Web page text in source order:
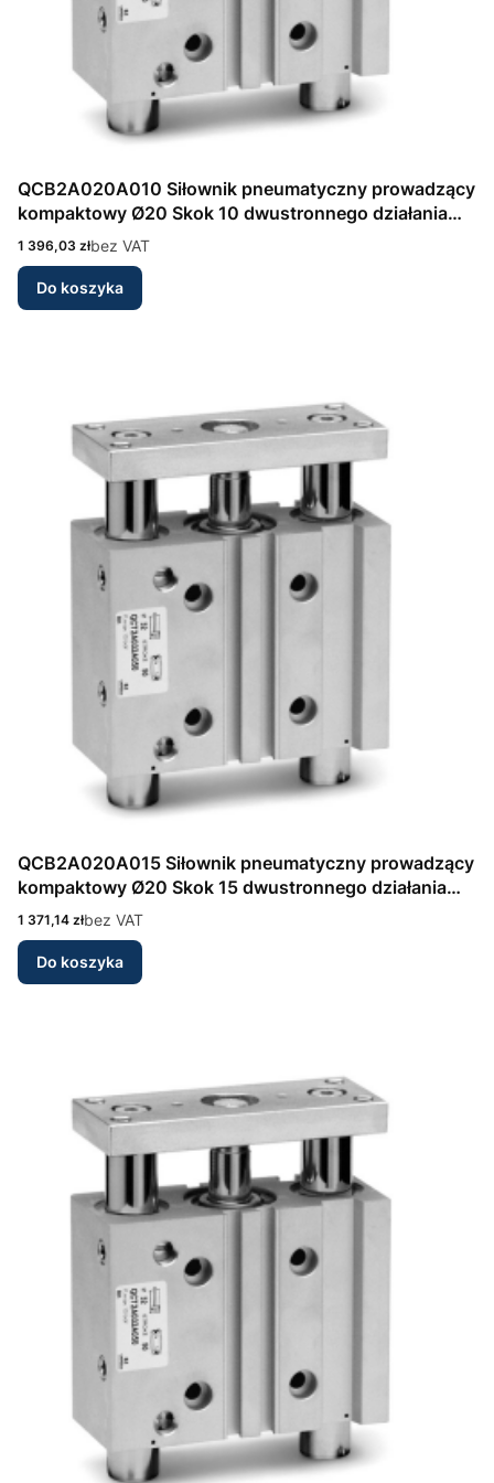
QCB2A020A010 Siłownik pneumatyczny prowadzący
kompaktowy Ø20 Skok 10 dwustronnego działania
Seria QCB Camozzi
Cena
1 396,03 złbez VAT
Do koszyka
QCB2A020A015 Siłownik pneumatyczny prowadzący
kompaktowy Ø20 Skok 15 dwustronnego działania
Seria QCB Camozzi
Cena
1 371,14 złbez VAT
Do koszyka